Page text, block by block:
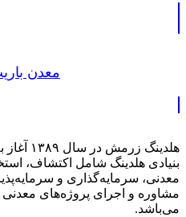
معدن
هلدینگ
بنیادی هلدینگ شامل اکتشاف،
معدنی، سرمایه‌گذاری و
مشاوره و اجرای پروژه‌های
می‌باشد.